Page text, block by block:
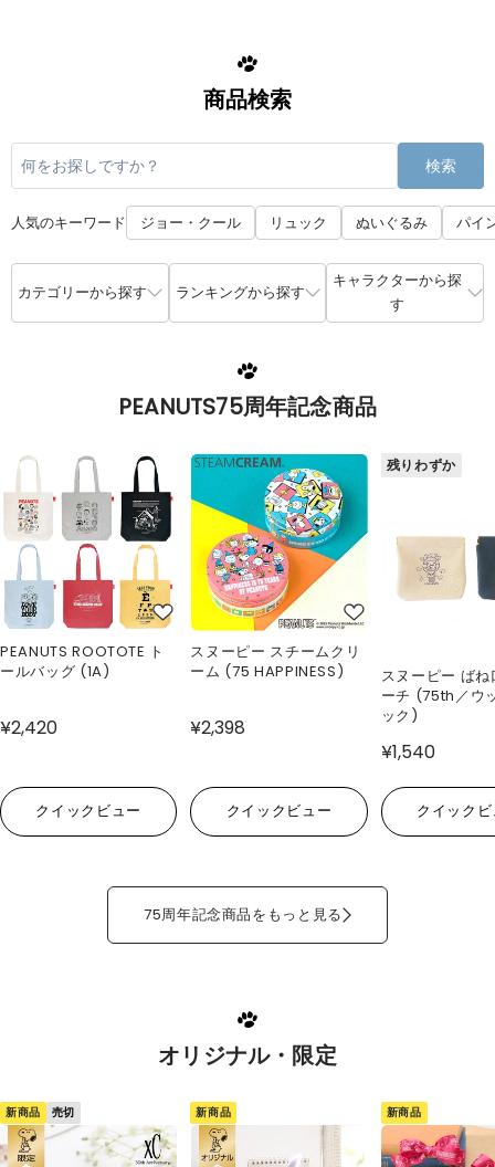
商品検索
検索
人気のキーワード ジョー・クール リュック ぬいぐるみ パイ
カテゴリーから探す ランキングから探す
キャラクターから探
す
PEANUTS75周年記念商品
PEANUTS ROOTOTE ト
ールバッグ (1A)
¥2,420
クイックビュー
スヌーピー スチームクリ
ーム (75 HAPPINESS)
¥2,398
クイックビュー
残りわずか
スヌーピー ば
ーチ (75th／ウ
ック)
¥1,540
クイック
75周年記念商品をもっと見る
オリジナル・限定
新商品 売切 新商品 新商品